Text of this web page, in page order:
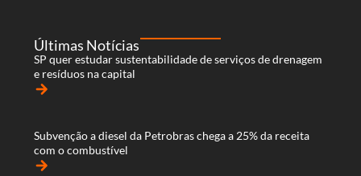
Últimas Notícias
SP quer estudar sustentabilidade de serviços de drenagem
e resíduos na capital
arrow_forward
Subvenção a diesel da Petrobras chega a 25% da receita
com o combustível
arrow_forward